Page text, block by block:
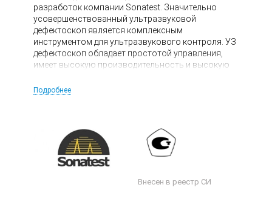
разработок компании Sonatest. Значительно
усовершенствованный ультразвуковой
дефектоскоп является комплексным
инструментом для ультразвукового контроля. УЗ
дефектоскоп обладает простотой управления,
имеет высокую производительность и высокую
Подробнее
Внесен в реестр СИ